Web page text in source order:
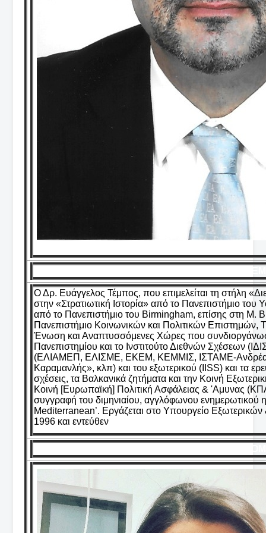
Ο Δρ. Ευάγγελος Τέμπος, που επιμελείται τη στήλη
στην «Στρατιωτική Ιστορία» από το Πανεπιστήμιο
από το Πανεπιστήμιο του Birmingham, επίσης στη Μ.
Πανεπιστήμιο Κοινωνικών και Πολιτικών
Ένωση και Αναπτυσσόμενες Χώρες που
Πανεπιστημίου και το Ινστιτούτο Διεθνών Σχέσεων
(ΕΛΙΑΜΕΠ, ΕΛΙΣΜΕ, ΕΚΕΜ, ΚΕΜΜΙΣ, ΙΣΤΑΜΕ-Ανδρέας
Καραμανλής», κλπ) και του εξωτερικού (IISS) και τα
σχέσεις, τα Βαλκανικά ζητήματα και την Κοινή
Κοινή [Ευρωπαϊκή] Πολιτική Ασφάλειας & 'Αμυνας
συγγραφή του διμηνιαίου, αγγλόφωνου ενημερωτικού
Mediterranean’. Εργάζεται στο Υπουργείο
1996 και εντεύθεν